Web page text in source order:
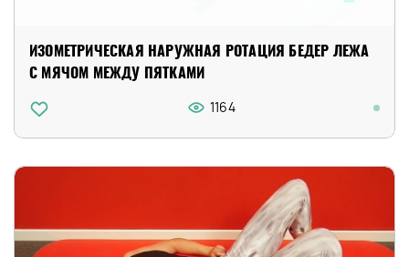
ИЗОМЕТРИЧЕСКАЯ НАРУЖНАЯ РОТАЦИЯ БЕДЕР ЛЕЖА
С МЯЧОМ МЕЖДУ ПЯТКАМИ
1164